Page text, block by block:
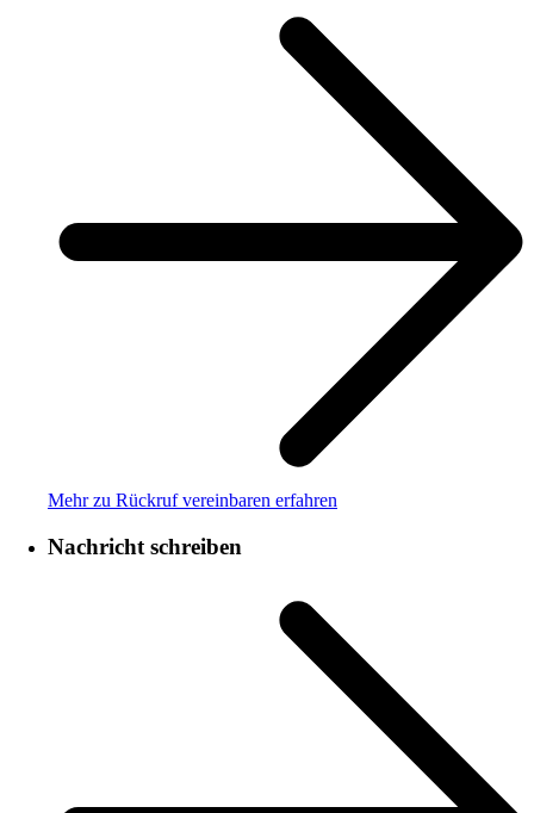
Mehr zu Rückruf vereinbaren erfahren
Nachricht schreiben